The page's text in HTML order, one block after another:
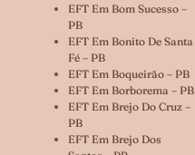
EFT Em Bom Sucesso –
PB
EFT Em Bonito De Santa
Fé – PB
EFT Em Boqueirão – PB
EFT Em Borborema – PB
EFT Em Brejo Do Cruz –
PB
EFT Em Brejo Dos